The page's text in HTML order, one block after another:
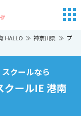
HALLO 神奈川県
プ
クールなら
クールIE 港南